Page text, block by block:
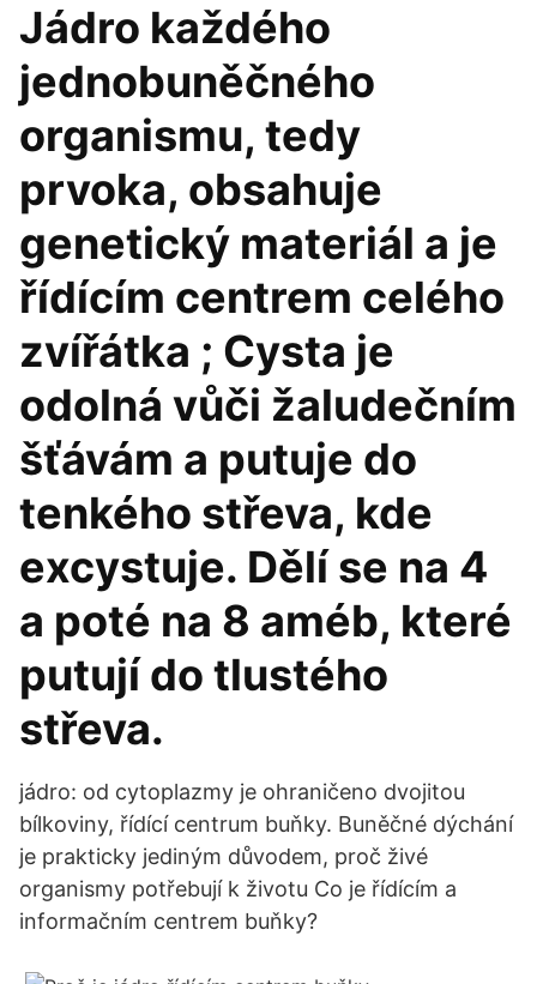
Jádro každého
jednobuněčného
organismu, tedy
prvoka, obsahuje
genetický materiál a je
řídícím centrem celého
zvířátka ; Cysta je
odolná vůči žaludečním
šťávám a putuje do
tenkého střeva, kde
excystuje. Dělí se na 4
a poté na 8 améb, které
putují do tlustého
střeva.
jádro: od cytoplazmy je ohraničeno dvojitou
bílkoviny, řídící centrum buňky. Buněčné dýchání
je prakticky jediným důvodem, proč živé
organismy potřebují k životu Co je řídícím a
informačním centrem buňky?